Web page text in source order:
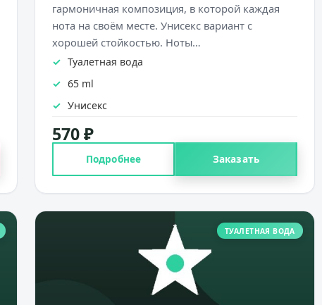
гармоничная композиция, в которой каждая
нота на своём месте. Унисекс вариант с
хорошей стойкостью. Ноты…
Туалетная вода
65 ml
Унисекс
570 ₽
Подробнее Заказать
ТУАЛЕТНАЯ ВОДА